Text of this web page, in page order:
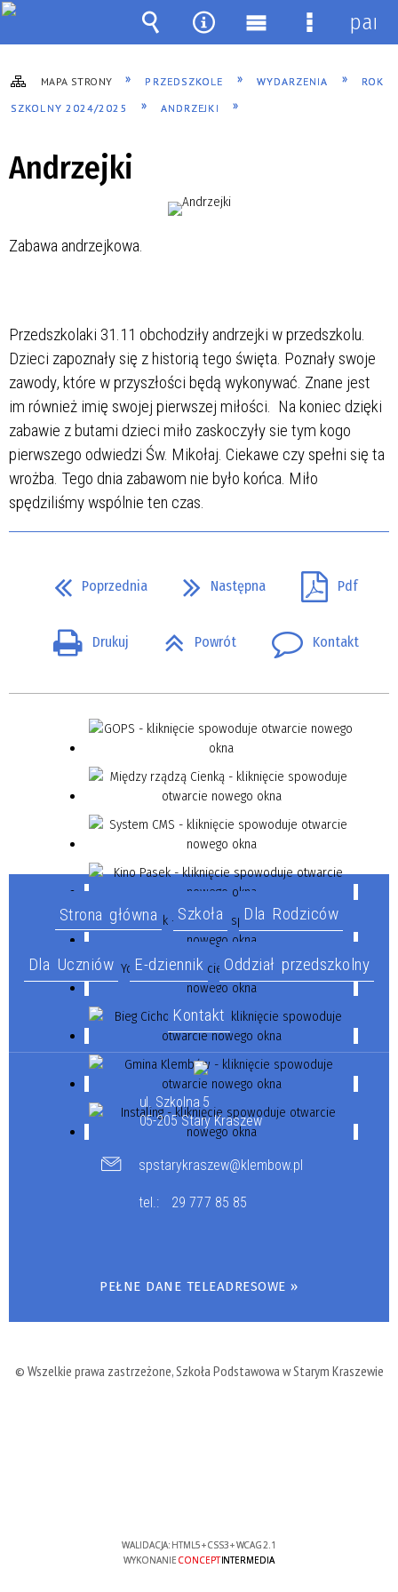
MAPA STRONY PRZEDSZKOLE WYDARZENIA ROK
SZKOLNY 2024/2025 ANDRZEJKI
Andrzejki
Zabawa andrzejkowa.
Przedszkolaki 31.11 obchodziły andrzejki w przedszkolu.
Dzieci zapoznały się z historią tego święta. Poznały swoje
zawody, które w przyszłości będą wykonywać. Znane jest
im również imię swojej pierwszej miłości. Na koniec dzięki
zabawie z butami dzieci miło zaskoczyły sie tym kogo
pierwszego odwiedzi Św. Mikołaj. Ciekawe czy spełni się ta
wrożba. Tego dnia zabawom nie było końca. Miło
spędziliśmy wspólnie ten czas.
Poprzednia Następna Pdf
Drukuj Powrót Kontakt
Strona główna Szkoła Dla Rodziców
Dla Uczniów E-dziennik Oddział przedszkolny
Kontakt
ul. Szkolna 5
05-205 Stary Kraszew
spstarykraszew@klembow.pl
tel.: 29 777 85 85
PEŁNE DANE TELEADRESOWE »
© Wszelkie prawa zastrzeżone, Szkoła Podstawowa w Starym Kraszewie
WALIDACJA: HTML5+CSS3+WCAG 2.1
WYKONANIE CONCEPTINTERMEDIA
Wyszukiwarka
Narzędzia
Menu
główne
Menu